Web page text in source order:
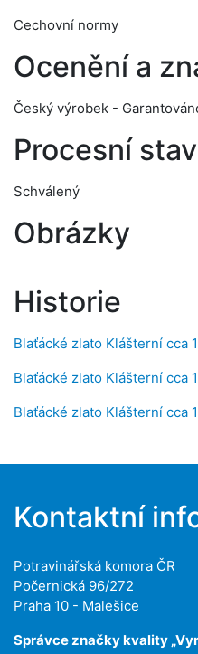
Cechovní normy
Ocenění a
Český výrobek -
Procesní stav
Schválený
Obrázky
Historie
Blaťácké zlato Klášterní cca
Blaťácké zlato Klášterní cca
Blaťácké zlato Klášterní cca
Kontaktní
Potravinářská komora ČR
Počernická 96/272
Praha 10 - Malešice
Správce značky kvality